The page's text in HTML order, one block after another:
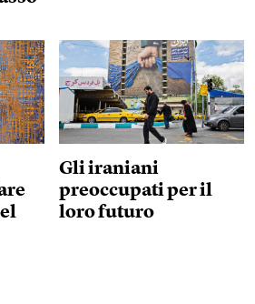
Gli iraniani
preoccupati per il
loro futuro